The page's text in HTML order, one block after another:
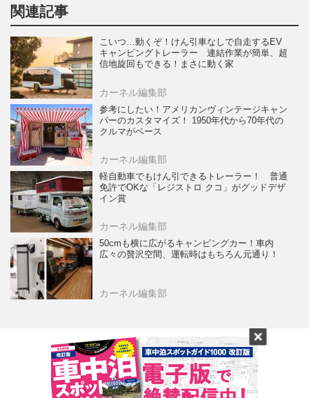
関連記事
こいつ…動くぞ！けん引車なしで自走するEV
キャンピングトレーラー 連結作業が簡単、超
信地旋回もできる！まさに動く家
カーネル編集部
参考にしたい！アメリカンヴィンテージキャン
パーのカスタマイズ！ 1950年代から70年代の
クルマがベース
カーネル編集部
軽自動車でもけん引できるトレーラー！ 普通
免許でOKな「レジストロ クコ」がグッドデザ
イン賞
カーネル編集部
50cmも横に広がるキャンピングカー！車内
広々の贅沢空間、運転時はもちろん元通り！
カーネル編集部